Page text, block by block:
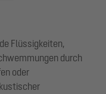
Flüssigkeiten,
durch
oder